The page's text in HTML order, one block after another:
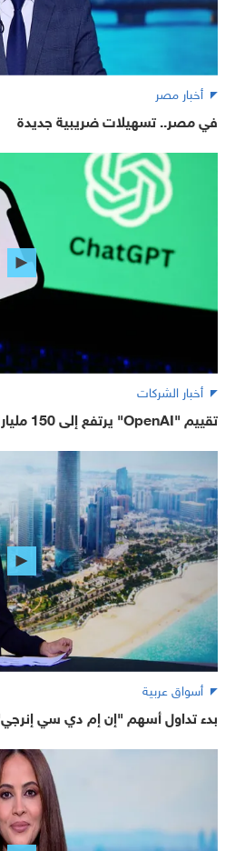
أخبار مصر
في مصر.. تسهيلات ضريبية جديدة
أخبار الشركات
تقييم "OpenAI" يرتفع إلى 150 مليار دولار خلال جولة تمويلية
أسواق عربية
بدء تداول أسهم "إن إم دي سي